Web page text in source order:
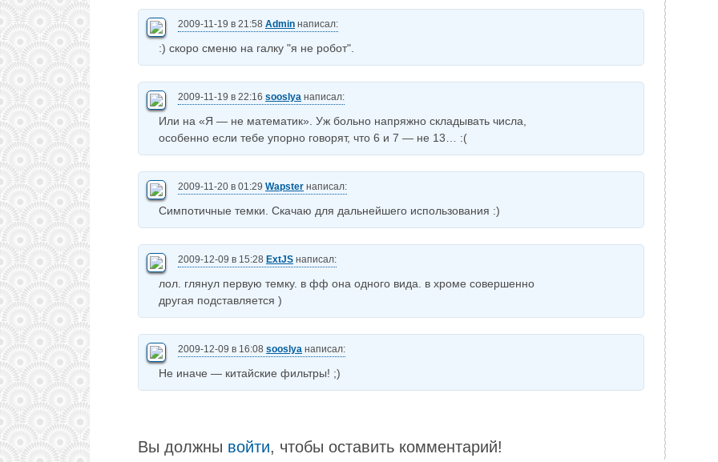
2009-11-19 в 21:58 Admin написал:
:) скоро сменю на галку "я не робот".
2009-11-19 в 22:16 sooslya написал:
Или на «Я — не математик». Уж больно напряжно складывать числа,
особенно если тебе упорно говорят, что 6 и 7 — не 13… :(
2009-11-20 в 01:29 Wapster написал:
Симпотичные темки. Скачаю для дальнейшего использования :)
2009-12-09 в 15:28 ExtJS написал:
лол. глянул первую темку. в фф она одного вида. в хроме совершенно
другая подставляется )
2009-12-09 в 16:08 sooslya написал:
Не иначе — китайские фильтры! ;)
Вы должны войти, чтобы оставить комментарий!